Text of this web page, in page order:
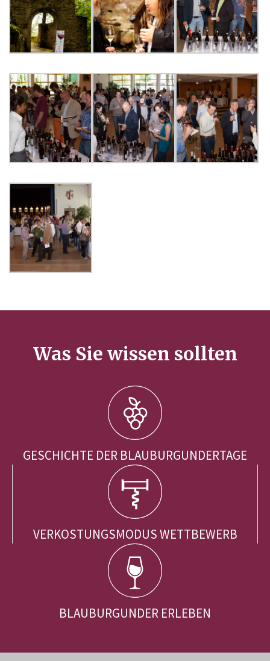
Was Sie wissen sollten
GESCHICHTE DER BLAUBURGUNDERTAGE
VERKOSTUNGSMODUS WETTBEWERB
BLAUBURGUNDER ERLEBEN